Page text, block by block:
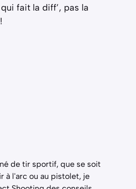
fait la diff’, pas la
de tir sportif, que se soit
à l'arc ou au pistolet, je